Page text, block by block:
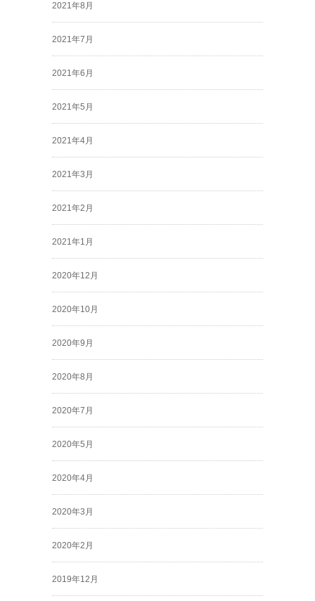
2021年8月
2021年7月
2021年6月
2021年5月
2021年4月
2021年3月
2021年2月
2021年1月
2020年12月
2020年10月
2020年9月
2020年8月
2020年7月
2020年5月
2020年4月
2020年3月
2020年2月
2019年12月